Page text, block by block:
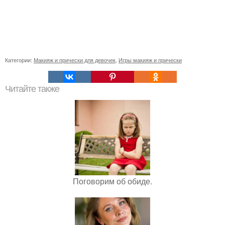
Категории: Макияж и прически для девочек Игры макияж и прически
Читайте также
Поговорим об обиде.